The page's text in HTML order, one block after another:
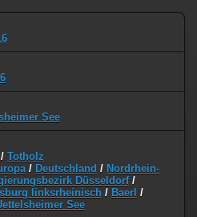
See
/ Totholz
/ Deutschland / Nordrhein-
Düsseldorf/
linksrheinisch / Baerl /
See